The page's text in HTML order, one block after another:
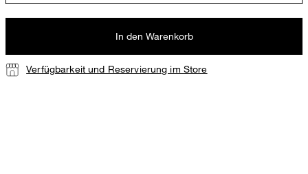
In den Warenkorb
Verfügbarkeit und Reservierung im Store